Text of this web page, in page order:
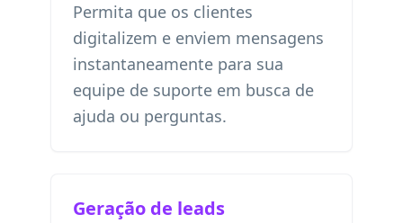
Permita que os clientes
digitalizem e enviem mensagens
instantaneamente para sua
equipe de suporte em busca de
ajuda ou perguntas.
Geração de leads